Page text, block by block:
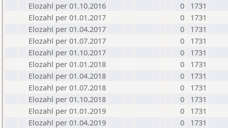
Elozahl per 01.10.2016
0
1731
Elozahl per 01.01.2017
0
1731
Elozahl per 01.04.2017
0
1731
Elozahl per 01.07.2017
0
1731
Elozahl per 01.10.2017
0
1731
Elozahl per 01.01.2018
0
1731
Elozahl per 01.04.2018
0
1731
Elozahl per 01.07.2018
0
1731
Elozahl per 01.10.2018
0
1731
Elozahl per 01.01.2019
0
1731
Elozahl per 01.04.2019
0
1731